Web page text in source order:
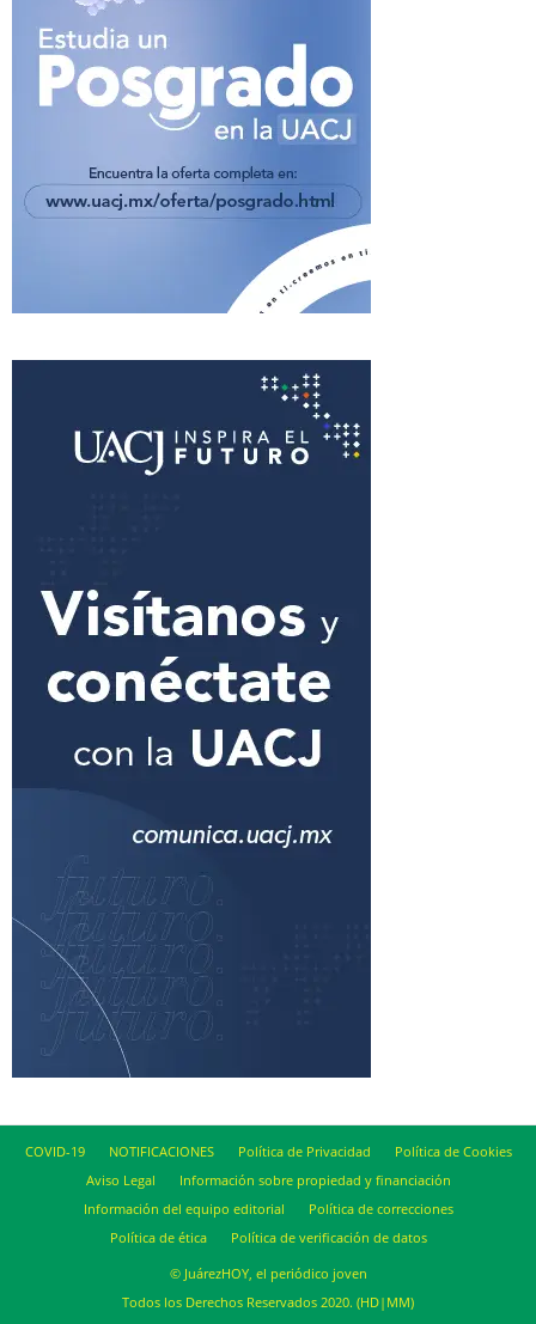
COVID-19 NOTIFICACIONES Política de Privacidad
Política de Cookies
Aviso Legal
Información sobre propiedad y financiación
Información del equipo editorial
Política de correcciones
Política de ética
Política de verificación de datos
© JuárezHOY, el periódico joven
Todos los Derechos Reservados 2020. (HD|MM)